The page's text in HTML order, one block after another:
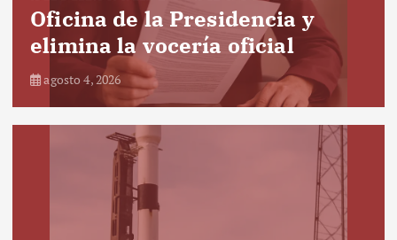
Oficina de la Presidencia y
elimina la vocería oficial
agosto 4, 2026